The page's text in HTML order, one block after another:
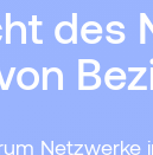
des